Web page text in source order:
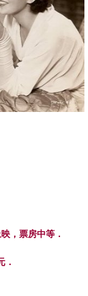
，票房中等．
．